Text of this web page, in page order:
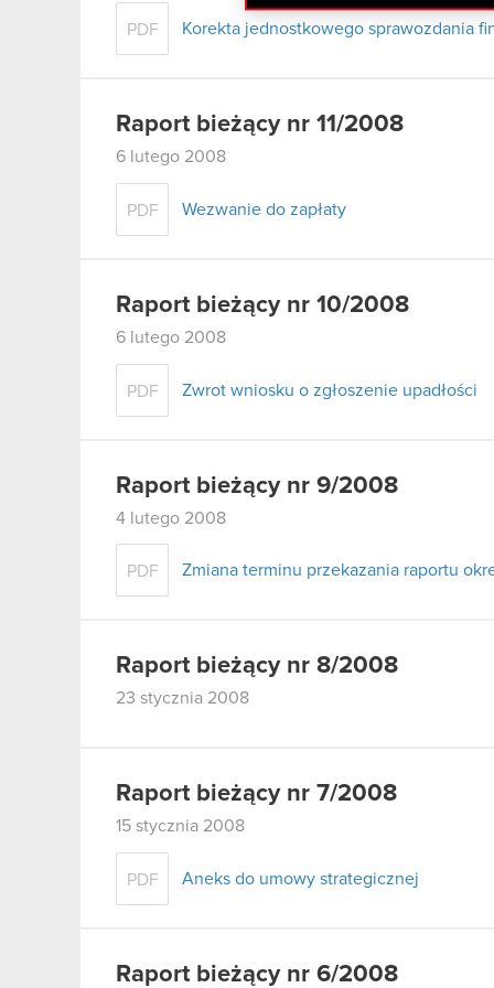
PDF Korekta jednostkowego sprawozdania
Raport bieżący nr 11/2008
6 lutego 2008
PDF Wezwanie do zapłaty
Raport bieżący nr 10/2008
6 lutego 2008
PDF Zwrot wniosku o zgłoszenie upadłości
Raport bieżący nr 9/2008
4 lutego 2008
PDF Zmiana terminu przekazania raportu
Raport bieżący nr 8/2008
23 stycznia 2008
Raport bieżący nr 7/2008
15 stycznia 2008
PDF Aneks do umowy strategicznej
Raport bieżący nr 6/2008